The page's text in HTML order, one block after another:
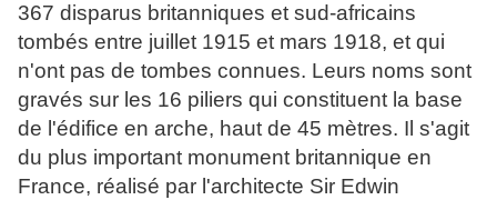
367 disparus britanniques et sud-africains
tombés entre juillet 1915 et mars 1918, et qui
n'ont pas de tombes connues. Leurs noms sont
gravés sur les 16 piliers qui constituent la base
de l'édifice en arche, haut de 45 mètres. Il s'agit
du plus important monument britannique en
France, réalisé par l'architecte Sir Edwin